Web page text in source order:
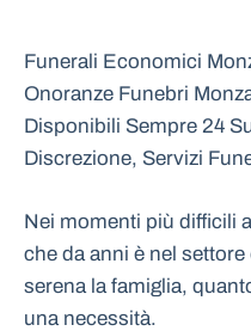
Funerali Economici
Onoranze Funebri
Disponibili Sempre 24
Discrezione, Servizi
Nei momenti più difficili
che da anni è nel
serena la famiglia,
una necessità.